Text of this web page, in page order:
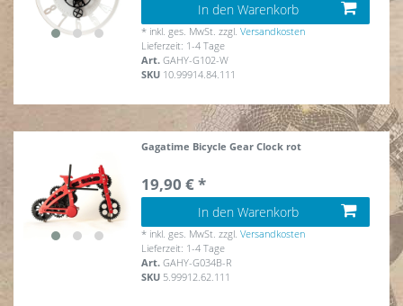
In den Warenkorb
* inkl. ges. MwSt. zzgl.Versandkosten
Lieferzeit: 1-4 Tage
Art.GAHY-G102-W
SKU 10.99914.84.111
Gagatime Bicycle Gear Clock rot
19,90 € *
In den Warenkorb
* inkl. ges. MwSt. zzgl.Versandkosten
Lieferzeit: 1-4 Tage
Art.GAHY-G034B-R
SKU 5.99912.62.111